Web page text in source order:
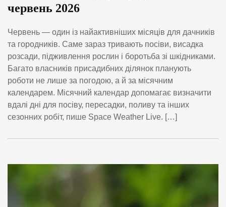
червень 2026
Червень — один із найактивніших місяців для дачників
та городників. Саме зараз тривають посіви, висадка
розсади, підживлення рослин і боротьба зі шкідниками.
Багато власників присадибних ділянок планують
роботи не лише за погодою, а й за місячним
календарем. Місячний календар допомагає визначити
вдалі дні для посіву, пересадки, поливу та інших
сезонних робіт, пише Space Weather Live. […]